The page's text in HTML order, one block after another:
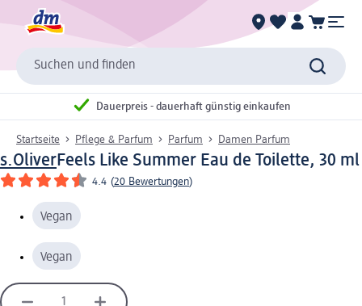
Suchen und finden
Dauerpreis - dauerhaft günstig einkaufen
Startseite Pflege & Parfum Parfum Damen Parfum
s.OliverFeels Like Summer Eau de Toilette, 30 ml
4.4 (20 Bewertungen)
Vegan
Vegan